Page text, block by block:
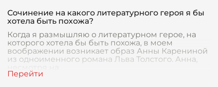
Сочинение на какого литературного героя я бы
хотела быть похожа?
Когда я размышляю о литературном герое, на
которого хотела бы быть похожа, в моем
воображении возникает образ Анны Карениной
из одноименного романа Льва Толстого. Анна,